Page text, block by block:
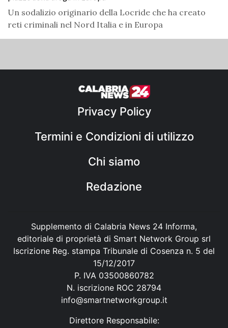
Un sodalizio originario della Locride che ha creato
reti criminali nel Nord Italia e in Europa
Privacy Policy
Termini e Condizioni di utilizzo
Chi siamo
Redazione
Supplemento di Calabria News 24 Informa,
editoriale di proprietà di Smart Network Group srl
Iscrizione Reg. stampa Tribunale di Cosenza n. 5 del
15/12/2017
P. IVA 03500860782
N. iscrizione ROC 28794
info@smartnetworkgroup.it
Direttore Responsabile: